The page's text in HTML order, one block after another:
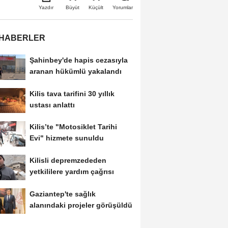
Yazdır Büyüt Küçült Yorumlar
Şahinbey'de hapis cezasıyla
aranan hükümlü yakalandı
Kilis tava tarifini 30 yıllık
ustası anlattı
Kilis’te "Motosiklet Tarihi
Evi" hizmete sunuldu
Kilisli depremzededen
yetkililere yardım çağrısı
Gaziantep'te sağlık
alanındaki projeler görüşüldü